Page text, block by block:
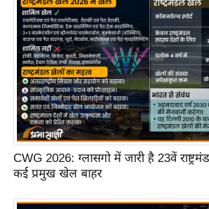
ण
स
म
सा
म
यि
क
मा
तृ
भू
मि
CWG 2026: ग्लासगो में जारी है 23वें
कई प्रमुख खेल बाहर